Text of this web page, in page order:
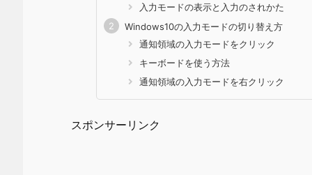
入力モードの表示と入力のされかた
Windows10の入力モードの切り替え方
通知領域の入力モードをクリック
キーボードを使う方法
通知領域の入力モードを右クリック
スポンサーリンク